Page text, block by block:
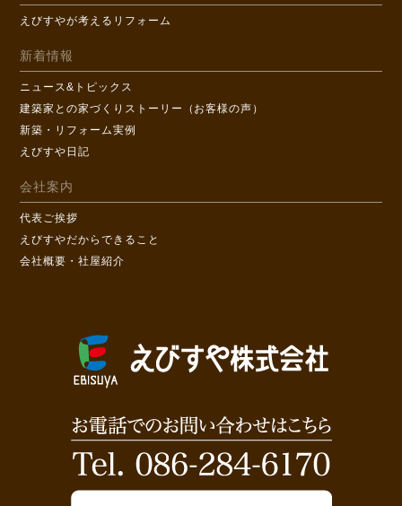
えびすやが考えるリフォーム
新着情報
ニュース&トピックス
建築家との家づくりストーリー（お客様の声）
新築・リフォーム実例
えびすや日記
会社案内
代表ご挨拶
えびすやだからできること
会社概要・社屋紹介